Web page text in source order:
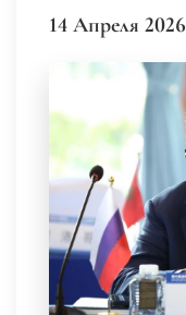
14 Апреля 2026